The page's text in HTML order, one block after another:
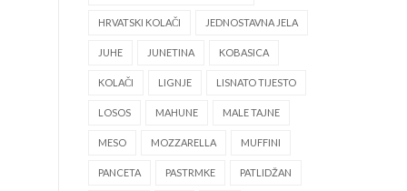
HRVATSKI KOLAČI JEDNOSTAVNA JELA
JUHE JUNETINA KOBASICA
KOLAČI LIGNJE LISNATO TIJESTO
LOSOS MAHUNE MALE TAJNE
MESO MOZZARELLA MUFFINI
PANCETA PASTRMKE PATLIDŽAN